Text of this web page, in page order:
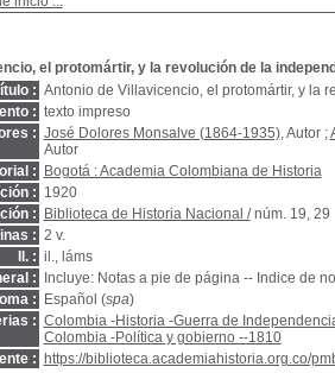
el protomártir, y la revolución de la
: Antonio de Villavicencio, el protomártir, y la
: texto impreso
: José Dolores Monsalve (1864-1935), Autor ;
Autor
:
Bogotá : Academia Colombiana de Historia
: 1920
:
Biblioteca de Historia Nacional /núm. 19, 29
: 2 v.
Il. : il., láms
:
Incluye: Notas a pie de página -- Indice de
:
Español (spa)
: Colombia -Historia -Guerra de
Colombia -Política y gobierno --1810
:
https://biblioteca.academiahistoria.org.co/